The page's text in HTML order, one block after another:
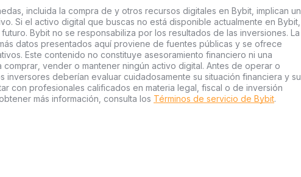
incluida la compra de y otros recursos digitales en Bybit, implican un
Si el activo digital que buscas no está disponible actualmente en Bybit,
Bybit no se responsabiliza por los resultados de las inversiones. La
datos presentados aquí proviene de fuentes públicas y se ofrece
Este contenido no constituye asesoramiento financiero ni una
vender o mantener ningún activo digital. Antes de operar o
inversores deberían evaluar cuidadosamente su situación financiera y su
con profesionales calificados en materia legal, fiscal o de inversión
más información, consulta los Términos de servicio de Bybit.